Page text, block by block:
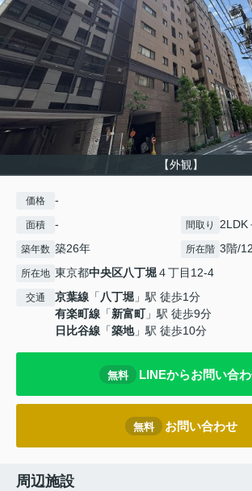
【外観】
価格 -
面積 - 間取り 2LDK
築年数 築26年 所在階 3階/
所在地 東京都中央区八丁堀４丁目12-4
交通 京葉線 「八丁堀 」駅 徒歩1分
有楽町線 「新富町」駅 徒歩9分
日比谷線 「築地」駅 徒歩10分
無料 LINEからお問い合
無料 お問い合わせ
周辺施設